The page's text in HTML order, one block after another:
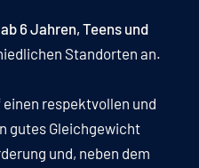
6 Jahren, Teens und
Standorten an.
respektvollen und
gutes Gleichgewicht
und, neben dem